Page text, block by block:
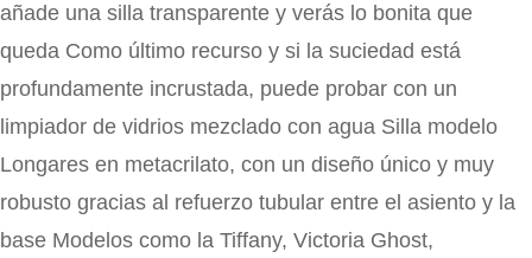
añade una silla transparente y verás lo bonita que
queda Como último recurso y si la suciedad está
profundamente incrustada, puede probar con un
limpiador de vidrios mezclado con agua Silla modelo
Longares en metacrilato, con un diseño único y muy
robusto gracias al refuerzo tubular entre el asiento y la
base Modelos como la Tiffany, Victoria Ghost,